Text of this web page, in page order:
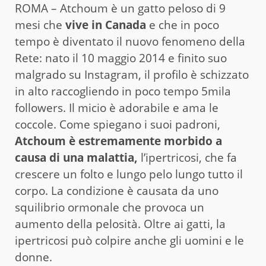
ROMA – Atchoum è un gatto peloso di 9
mesi che vive in Canada e che in poco
tempo è diventato il nuovo fenomeno della
Rete: nato il 10 maggio 2014 e finito suo
malgrado su Instagram, il profilo è schizzato
in alto raccogliendo in poco tempo 5mila
followers. Il micio è adorabile e ama le
coccole. Come spiegano i suoi padroni,
Atchoum è estremamente morbido a
causa di una malattia, l’ipertricosi, che fa
crescere un folto e lungo pelo lungo tutto il
corpo. La condizione è causata da uno
squilibrio ormonale che provoca un
aumento della pelosità. Oltre ai gatti, la
ipertricosi può colpire anche gli uomini e le
donne.